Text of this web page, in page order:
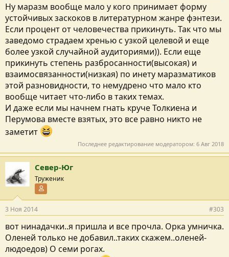
Ну маразм вообще мало у кого принимает форму
устойчивых заскоков в литературном жанре фэнтези.
Если процент от человечества прикинуть. Так что мы
заведомо страдаем хренью с узкой целевой и еще
более узкой случайной аудиториями)). Если еще
прикинуть степень разбросанности(высокая) и
взаимосвязанности(низкая) по инету маразматиков
этой разновидности, то немудрено что мало кто
вообще читает что-либо в таких темах.
И даже если мы начнем гнать круче Толкиена и
Перумова вместе взятых, это все равно никто не
заметит
Последнее редактирование модератором: 6 Авг 2018
Север-Юг
Труженик
3 Ноя 2014 #303
вот нинадачки..я пришла и все прочла. Орка умничка.
Оленей только не добавил..таких скажем..оленей-
людоедов) О семи рогах.